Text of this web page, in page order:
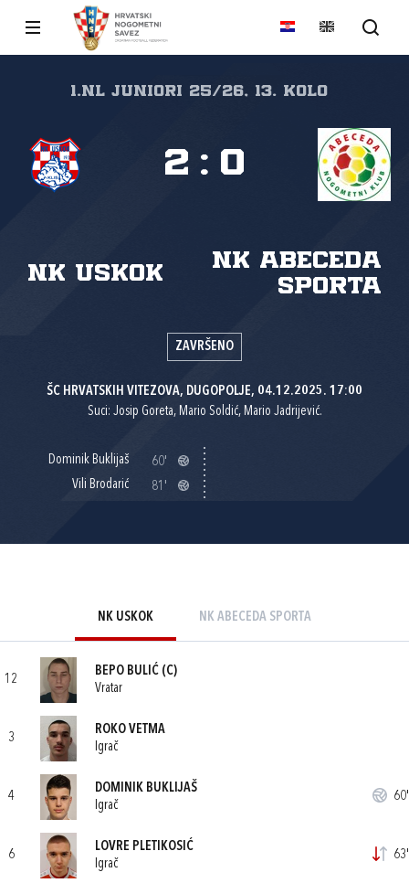
1.nl Juniori 25/26, 13. kolo
NK Uskok
NK Abeceda
sporta
2 : 0
ZAVRŠENO
ŠC HRVATSKIH VITEZOVA, DUGOPOLJE, 04.12.2025. 17:00
Suci: Josip Goreta, Mario Soldić, Mario Jadrijević.
Dominik Buklijaš
60'
Vili Brodarić
81'
NK USKOK NK ABECEDA SPORTA
12
BEPO BULIĆ (C)
Vratar
3
ROKO VETMA
Igrač
4
DOMINIK BUKLIJAŠ
Igrač
60'
6
LOVRE PLETIKOSIĆ
Igrač
63'